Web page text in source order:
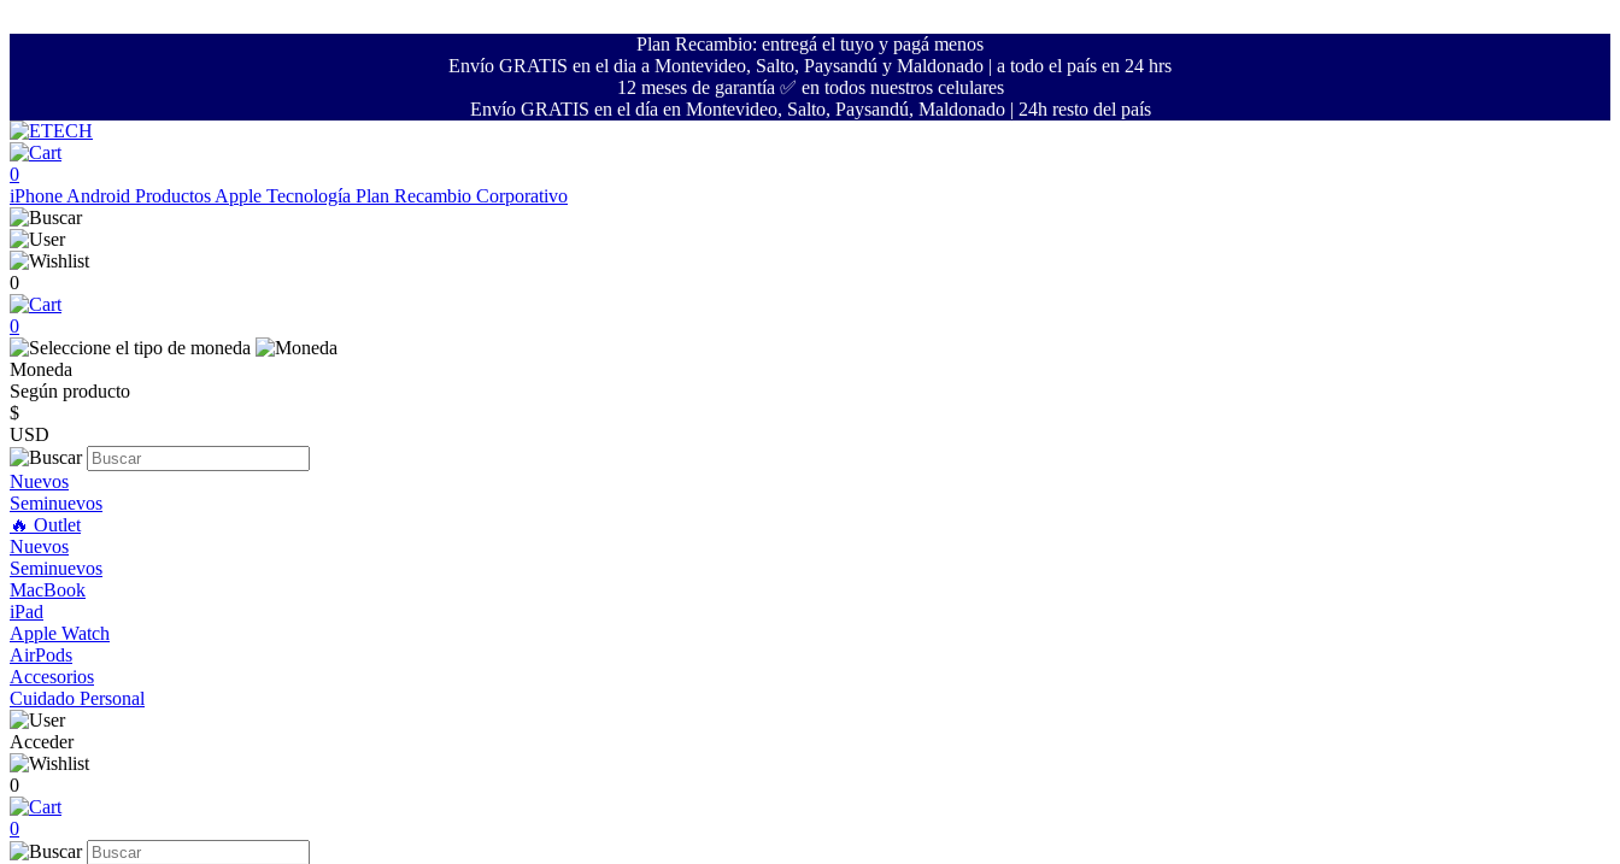
Plan Recambio: entregá el tuyo y pagá menos
Envío GRATIS en el dia a Montevideo, Salto, Paysandú y Maldonado | a todo el país en 24 hrs
12 meses de garantía ✅ en todos nuestros celulares
Envío GRATIS en el día en Montevideo, Salto, Paysandú, Maldonado | 24h resto del país
0
iPhone Android Productos Apple Tecnología Plan Recambio Corporativo
0
0
Moneda
Según producto
$
USD
Nuevos
Seminuevos
🔥 Outlet
Nuevos
Seminuevos
MacBook
iPad
Apple Watch
AirPods
Accesorios
Cuidado Personal
Acceder
0
0